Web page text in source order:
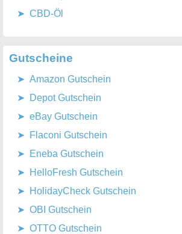
CBD-Öl
Gutscheine
Amazon Gutschein
Depot Gutschein
eBay Gutschein
Flaconi Gutschein
Eneba Gutschein
HelloFresh Gutschein
HolidayCheck Gutschein
OBI Gutschein
OTTO Gutschein